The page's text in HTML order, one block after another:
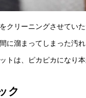
クリーニングさせてい
に溜まってしまった汚れ
トは、ピカピカになり本
ク